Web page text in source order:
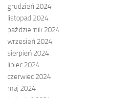
grudzień 2024
listopad 2024
październik 2024
wrzesień 2024
sierpień 2024
lipiec 2024
czerwiec 2024
maj 2024